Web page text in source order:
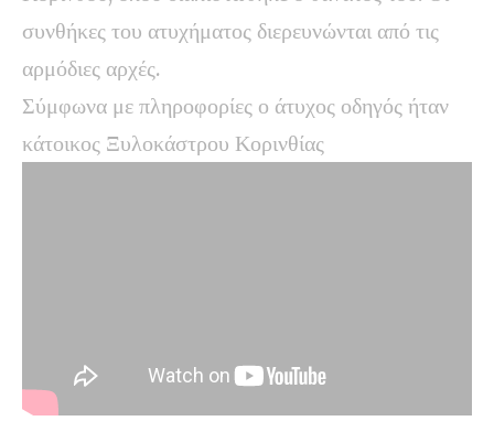
συνθήκες του ατυχήματος διερευνώνται από τις
αρμόδιες αρχές.
Σύμφωνα με πληροφορίες ο άτυχος οδηγός ήταν
κάτοικος Ξυλοκάστρου Κορινθίας